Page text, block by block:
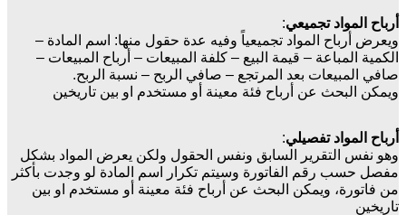
أرباح المواد تجميعي:
ويعرض أرباح المواد تجميعياً وفيه عدة حقول منها: اسم المادة –
الكمية المباعة – قيمة البيع – كلفة المبيعات – أرباح المبيعات –
صافي المبيعات بعد المرتجع – صافي الربح – نسبة الربح.
ويمكن البحث عن أرباح فئة معينة أو مستخدم او بين تاريخين
أرباح المواد تفصيلي:
وهو نفس التقرير السابق ونفس الحقول ولكن يعرض المواد بشكل
مفصل حسب رقم الفاتورة وسيتم تكرار اسم المادة لو وجدت بأكثر
من فاتورة، ويمكن البحث عن أرباح فئة معينة أو مستخدم او بين
تاريخين